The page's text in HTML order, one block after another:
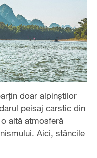
doar alpinștilor
peisaj carstic din
altă atmosferă
Aici, stâncile